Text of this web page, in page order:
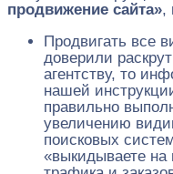
продвижение сайта»,
Продвигать все
доверили
агентству, то
нашей
правильно
увеличению
поисковых
«выкидываете на